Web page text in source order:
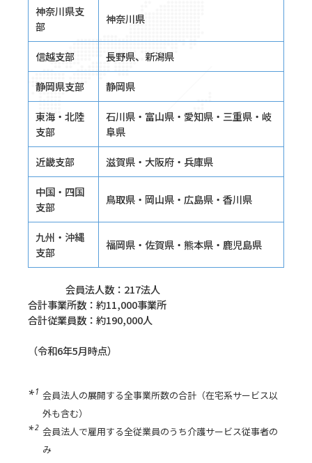
神奈川県支
部
神奈川県
信越支部 長野県、新潟県
静岡県支部 静岡県
東海・北陸
支部
石川県・富山県・愛知県・三重県・岐
阜県
近畿支部 滋賀県・大阪府・兵庫県
中国・四国
支部
鳥取県・岡山県・広島県・香川県
九州・沖縄
支部
福岡県・佐賀県・熊本県・鹿児島県
会員法人数：217法人
合計事業所数：約11,000事業所
合計従業員数：約190,000人
（令和6年5月時点）
会員法人の展開する全事業所数の合計（在宅系サービス以
外も含む）
会員法人で雇用する全従業員のうち介護サービス従事者の
み